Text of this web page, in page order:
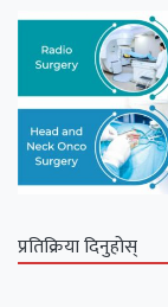
प्रतिक्रिया दिनुहोस्